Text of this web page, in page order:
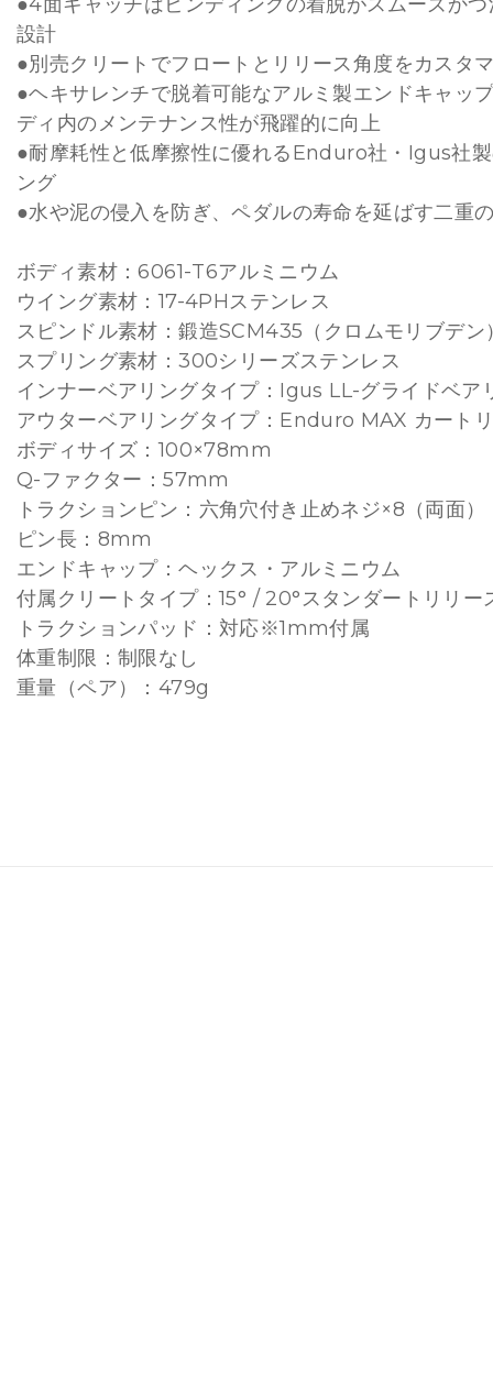
設計
●別売クリートでフロートとリリース角度をカスタ
●ヘキサレンチで脱着可能なアルミ製エンドキャッ
ディ内のメンテナンス性が飛躍的に向上
●耐摩耗性と低摩擦性に優れるEnduro社・Igus社
ング
●水や泥の侵入を防ぎ、ペダルの寿命を延ばす二重
ボディ素材：6061-T6アルミニウム
ウイング素材：17-4PHステンレス
スピンドル素材：鍛造SCM435（クロムモリブデン
スプリング素材：300シリーズステンレス
インナーベアリングタイプ：Igus LL-グライドベア
アウターベアリングタイプ：Enduro MAX カート
ボディサイズ：100×78mm
Q-ファクター：57mm
トラクションピン：六角穴付き止めネジ×8（両面）
ピン長：8mm
エンドキャップ：ヘックス・アルミニウム
付属クリートタイプ：15° / 20°スタンダートリリー
トラクションパッド：対応※1mm付属
体重制限：制限なし
重量（ペア）：479g